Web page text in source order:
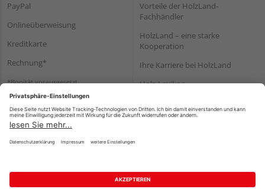
PayPal
Onlineüberweisung
Kreditkarte
Rechnung*
*Bonität vorausgesetzt
Vorteile der HolzLand-
Fachhändler
HolzLand – eine starke
Kooperation
Ihre Karriere bei HolzLand
Holz-Lexikon
Impressum Datenschutz
Nutzungsbedingungen